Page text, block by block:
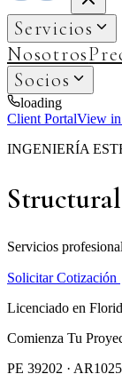
Servicios
Nosotros
Socios
loading
Client PortalView
INGENIERÍA
Servicios
Solicitar Cotización
Licenciado en
Comienza Tu
PE 39202 ·